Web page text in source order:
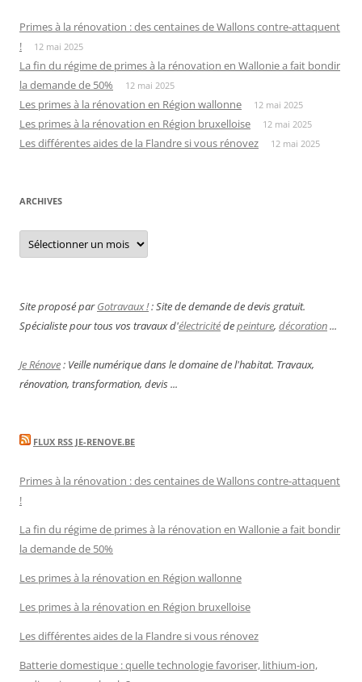
Primes à la rénovation : des centaines de Wallons contre-attaquent
!
12 mai 2025
La fin du régime de primes à la rénovation en Wallonie a fait bondir
la demande de 50%
12 mai 2025
Les primes à la rénovation en Région wallonne 12 mai 2025
Les primes à la rénovation en Région bruxelloise 12 mai 2025
Les différentes aides de la Flandre si vous rénovez 12 mai 2025
ARCHIVES
Archives
Site proposé parGotravaux !: Site de demande de devis gratuit.
Spécialiste pour tous vos travaux d'électricitédepeinture, décoration...
Je Rénove: Veille numérique dans le domaine de l'habitat. Travaux,
rénovation, transformation, devis ...
FLUX RSS JE-RENOVE.BE
Primes à la rénovation : des centaines de Wallons contre-attaquent
!
La fin du régime de primes à la rénovation en Wallonie a fait bondir
la demande de 50%
Les primes à la rénovation en Région wallonne
Les primes à la rénovation en Région bruxelloise
Les différentes aides de la Flandre si vous rénovez
Batterie domestique : quelle technologie favoriser, lithium-ion,